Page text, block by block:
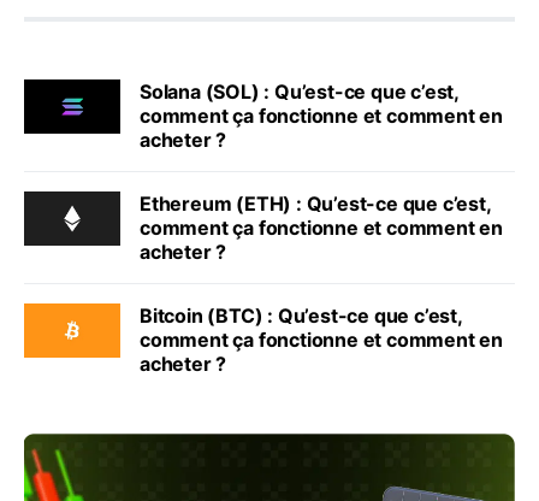
Solana (SOL) : Qu’est-ce que c’est,
comment ça fonctionne et comment en
acheter ?
Ethereum (ETH) : Qu’est-ce que c’est,
comment ça fonctionne et comment en
acheter ?
Bitcoin (BTC) : Qu’est-ce que c’est,
comment ça fonctionne et comment en
acheter ?